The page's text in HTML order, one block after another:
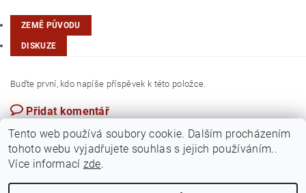
ZEMĚ PŮVODU
DISKUZE
Buďte první, kdo napíše příspěvek k této položce.
Přidat komentář
Tento web používá soubory cookie. Dalším procházením
tohoto webu vyjadřujete souhlas s jejich používáním..
Více informací zde.